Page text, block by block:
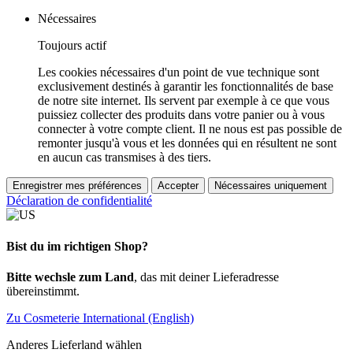
Nécessaires
Toujours actif
Les cookies nécessaires d'un point de vue technique sont
exclusivement destinés à garantir les fonctionnalités de base
de notre site internet. Ils servent par exemple à ce que vous
puissiez collecter des produits dans votre panier ou à vous
connecter à votre compte client. Il ne nous est pas possible de
remonter jusqu'à vous et les données qui en résultent ne sont
en aucun cas transmises à des tiers.
Enregistrer mes préférences Accepter Nécessaires uniquement
Déclaration de confidentialité
Bist du im richtigen Shop?
Bitte wechsle zum Land, das mit deiner Lieferadresse
übereinstimmt.
Zu Cosmeterie International (English)
Anderes Lieferland wählen